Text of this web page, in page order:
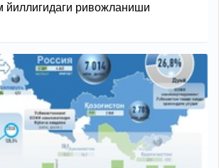
йиллигидаги ривожланиши